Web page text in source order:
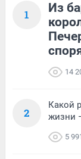
1
Из
14
2
Какой
жизни
5